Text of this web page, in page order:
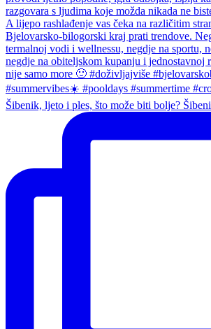
Šibenik, ljeto i ples, što može biti bolje? Šibeni